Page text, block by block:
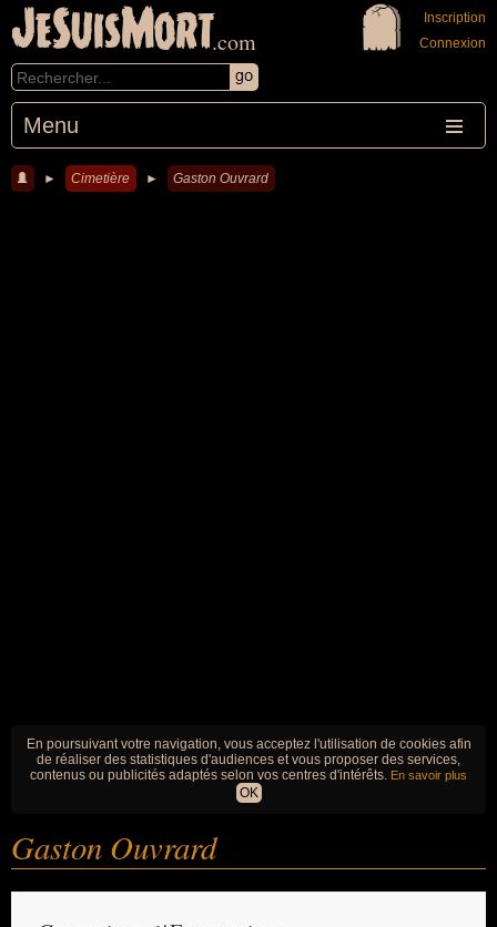
JeSuisMort.com
Menu
Inscription
Connexion
► Cimetière ► Gaston Ouvrard
En poursuivant votre navigation, vous acceptez l'utilisation de cookies afin
de réaliser des statistiques d'audiences et vous proposer des services,
contenus ou publicités adaptés selon vos centres d'intérêts. En savoir plus
OK
Gaston Ouvrard